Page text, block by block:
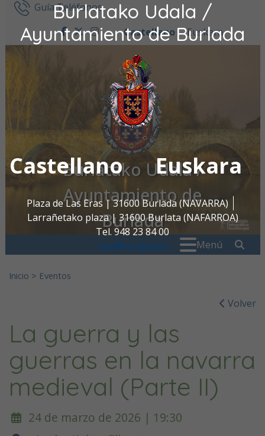
Burlatako Udala /
Ayuntamiento de Burlada
Castellano Euskara
Plaza de Las Eras | 31600 Burlada (NAVARRA)
Larrañetako plaza | 31600 Burlata (NAFARROA)
Tel. 948 23 84 00
oac@burlada.es
Ir al contenidoGuía Teléfonos
facebook
twitter
instagram
Castellano Euskara
Burlatako Udala /
Ayuntamiento de
Burlada
Menú
Inicio > Eventos
Volver
La guerra y las
guerras en la navarra
medieval (Parte II)
24 de marzo de 2026 | 19:30